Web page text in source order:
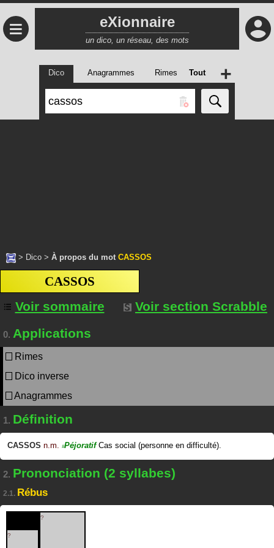
≡ eXionnaire
un dico, un réseau, des mots
Dico Anagrammes Rimes Tout +
> Dico > À propos du mot CASSOS
CASSOS
Voir sommaire
Voir section Scrabble
0. Applications
Rimes
Dico inverse
Anagrammes
1. Définition
CASSOS n.m. #Péjoratif Cas social (personne en difficulté).
2. Prononciation (2 syllabes)
2.1. Rébus
?
?